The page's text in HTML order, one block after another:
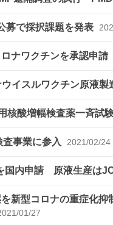
募で採択課題を発表
ナワクチンを承認申請
イスルワクチン原液
核酸増幅検査薬一斉試
事業に参入 2021/02/24
国内申請 原液生産は
新型コロナの重症化
01/27